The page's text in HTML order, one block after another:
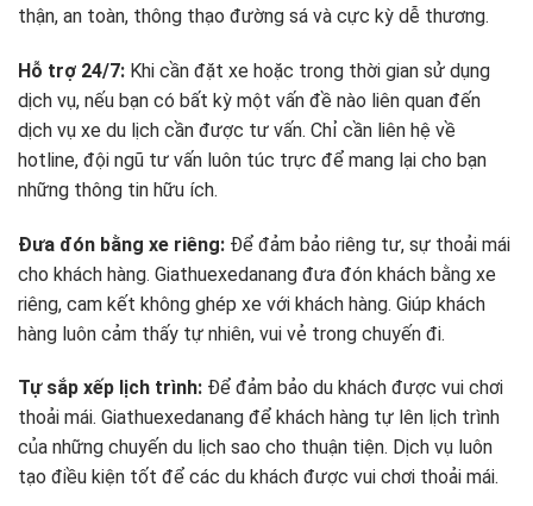
thận, an toàn, thông thạo đường sá và cực kỳ dễ thương.
Hỗ trợ 24/7: Khi cần đặt xe hoặc trong thời gian sử dụng
dịch vụ, nếu bạn có bất kỳ một vấn đề nào liên quan đến
dịch vụ xe du lịch cần được tư vấn. Chỉ cần liên hệ về
hotline, đội ngũ tư vấn luôn túc trực để mang lại cho bạn
những thông tin hữu ích.
Đưa đón bằng xe riêng: Để đảm bảo riêng tư, sự thoải mái
cho khách hàng. Giathuexedanang đưa đón khách bằng xe
riêng, cam kết không ghép xe với khách hàng. Giúp khách
hàng luôn cảm thấy tự nhiên, vui vẻ trong chuyến đi.
Tự sắp xếp lịch trình: Để đảm bảo du khách được vui chơi
thoải mái. Giathuexedanang để khách hàng tự lên lịch trình
của những chuyến du lịch sao cho thuận tiện. Dịch vụ luôn
tạo điều kiện tốt để các du khách được vui chơi thoải mái.